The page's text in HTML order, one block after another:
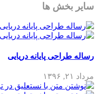
سایر بخش ها
رساله طراحی پایانه دریایی
مرداد ۲۱, ۱۳۹۶